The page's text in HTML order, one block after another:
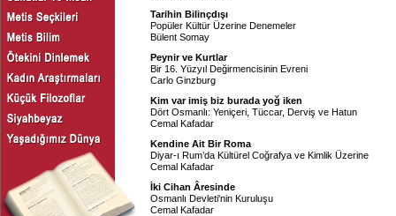
Tarihin Bilinçdışı
Popüler Kültür Üzerine Denemeler
Bülent Somay
Peynir ve Kurtlar
Bir 16. Yüzyıl Değirmencisinin Evreni
Carlo Ginzburg
Kim var imiş biz burada yoğ iken
Dört Osmanlı: Yeniçeri, Tüccar, Derviş ve Hatun
Cemal Kafadar
Kendine Ait Bir Roma
Diyar-ı Rum’da Kültürel Coğrafya ve Kimlik Üzerine
Cemal Kafadar
İki Cihan Âresinde
Osmanlı Devleti'nin Kuruluşu
Cemal Kafadar